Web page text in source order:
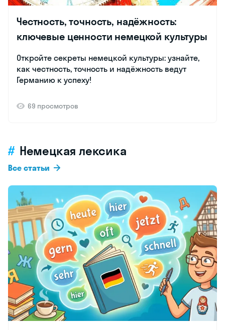
Честность, точность, надёжность:
ключевые ценности немецкой культуры
Откройте секреты немецкой культуры: узнайте,
как честность, точность и надёжность ведут
Германию к успеху!
69 просмотров
Немецкая лексика
Все статьи